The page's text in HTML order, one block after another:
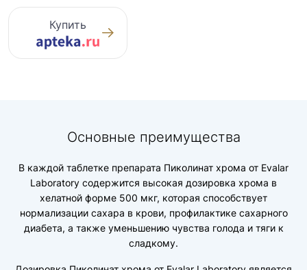
Купить
Основные преимущества
В каждой таблетке препарата Пиколинат хрома от Evalar
Laboratory содержится высокая дозировка хрома в
хелатной форме 500 мкг, которая способствует
нормализации сахара в крови, профилактике сахарного
диабета, а также уменьшению чувства голода и тяги к
сладкому.